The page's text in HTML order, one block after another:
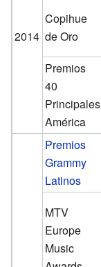
2014
Copihue
de Oro
Premios
40
Principales
América
Premios
Grammy
Latinos
MTV
Europe
Music